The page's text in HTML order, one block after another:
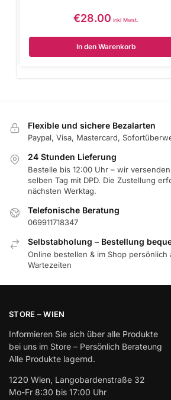
€28.00 inkl Mwst.
In den Warenkorb
Flexible und sichere Bezalarten
Paypal, Visa, Mastercard,
24 Stunden Lieferung
Bestelle bis 12:00 Uhr – wir
selben Tag mit DPD. Die Zustellung
nächsten Werktag.
Telefonische Beratung
069911718347
Selbstabholung – Bestellung
Online bestellen & im Shop persönlich
Wartezeiten
STORE – WIEN
Informieren Sie sich über alle Produkte
bei uns im Store – Persönlich Berateung
Alle Produkte lagernd.
1220 Wien, Langobardenstraße 32
Mo-Fr 8:30 bis 17:00 Uhr